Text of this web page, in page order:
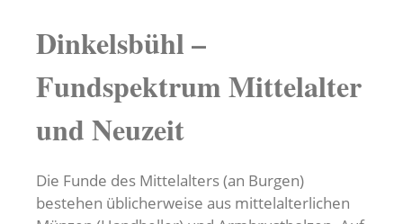
Dinkelsbühl –
Fundspektrum Mittelalter
und Neuzeit
Die Funde des Mittelalters (an Burgen)
bestehen üblicherweise aus mittelalterlichen